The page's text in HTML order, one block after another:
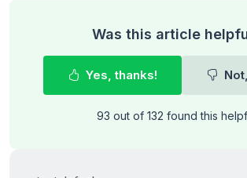
Was this article
Yes, thanks!
93 out of 132 found this